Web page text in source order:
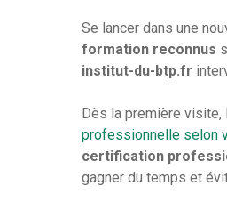
Se lancer dans une
formation reconnus
institut-du-btp.fr
Dès la première
professionnelle selon
certification
gagner du temps et